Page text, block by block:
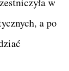
a po